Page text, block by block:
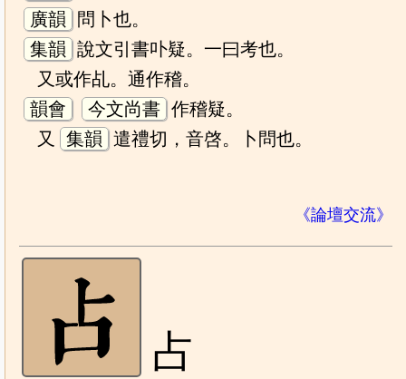
廣韻
問卜也。
集韻 說文引書卟疑。一曰考也。
又或作乩。通作稽。
韻會
今文尚書 作稽疑。
又
集韻 遣禮切，音啓。卜問也。
《論壇交流》
占